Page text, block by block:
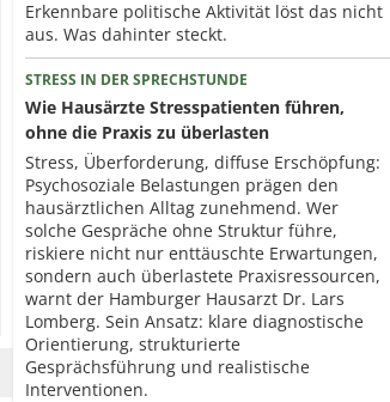
Erkennbare politische Aktivität löst das nicht
aus. Was dahinter steckt.
STRESS IN DER SPRECHSTUNDE
Wie Hausärzte Stresspatienten führen,
ohne die Praxis zu überlasten
Stress, Überforderung, diffuse Erschöpfung:
Psychosoziale Belastungen prägen den
hausärztlichen Alltag zunehmend. Wer
solche Gespräche ohne Struktur führe,
riskiere nicht nur enttäuschte Erwartungen,
sondern auch überlastete Praxisressourcen,
warnt der Hamburger Hausarzt Dr. Lars
Lomberg. Sein Ansatz: klare diagnostische
Orientierung, strukturierte
Gesprächsführung und realistische
Interventionen.